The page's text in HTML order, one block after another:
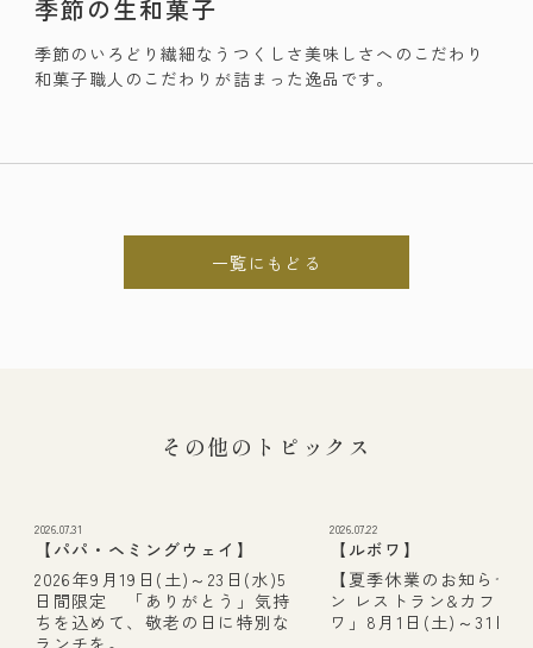
季節の生和菓子
季節のいろどり繊細なうつくしさ美味しさへのこだわり
和菓子職人のこだわりが詰まった逸品です。
一覧にもどる
その他のトピックス
2026年9月19日(土)～23日(水)5
日間限定 「ありがとう」気持
ちを込めて、敬老の日に特別な
ランチを。
【パパ・ヘミングウェイ】
2026.07.31
【夏季休業のお知らせ
ン レストラン&カフェ
ワ」8月1日(土)～31日(
【ルボワ】
2026.07.22